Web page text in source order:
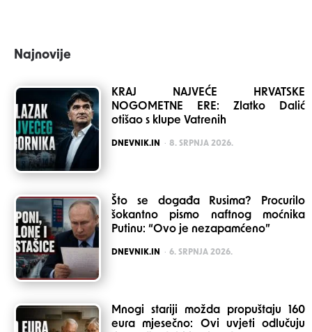
Najnovije
KRAJ NAJVEĆE HRVATSKE
NOGOMETNE ERE: Zlatko Dalić
otišao s klupe Vatrenih
POSTED
DNEVNIK.IN 8. SRPNJA 2026.
Što se događa Rusima? Procurilo
šokantno pismo naftnog moćnika
Putinu: “Ovo je nezapamćeno”
POSTED
DNEVNIK.IN 6. SRPNJA 2026.
Mnogi stariji možda propuštaju 160
eura mjesečno: Ovi uvjeti odlučuju